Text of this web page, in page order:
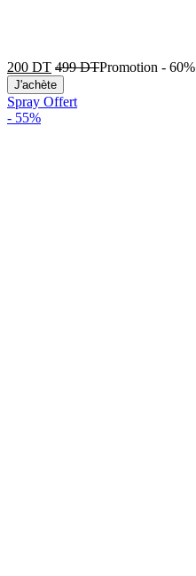
200 DT 499DTPromotion - 60%
J'achète
Spray Offert
- 55%